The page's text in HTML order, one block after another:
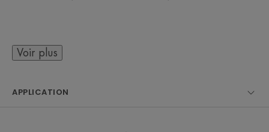
Voir plus
APPLICATION